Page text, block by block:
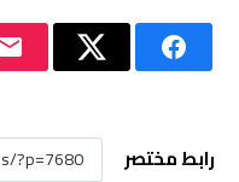
رابط مختصر